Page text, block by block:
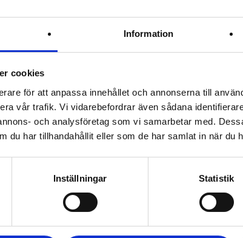
Information
cookies
för att anpassa innehållet och annonserna till
vår trafik. Vi vidarebefordrar även sådana
och analysföretag som vi samarbetar med.
du har tillhandahållit eller som de har samlat in när du
Inställningar Statistik
Styr
Med inbyggd
– oavsett var
Starta och